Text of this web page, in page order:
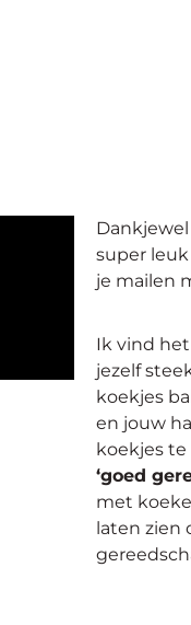
super leuk
je mailen
Ik vind
jezelf
koekjes
en jouw
koekjes
‘goed
met
laten zien